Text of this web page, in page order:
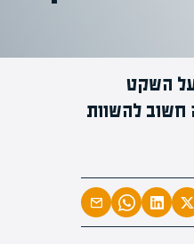
על השקט
חשוב להשוות